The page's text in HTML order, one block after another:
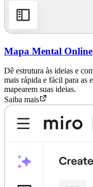
Mapa Mental Online
Dê estrutura às ideias e
mais rápida e fácil para as
mapearem suas ideias.
Saiba mais